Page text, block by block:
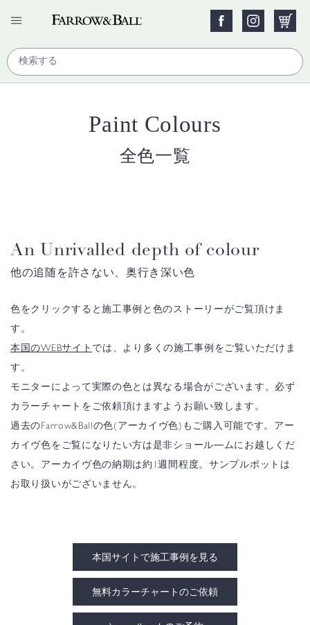
Paint Colours
全色一覧
An Unrivalled depth of colour
他の追随を許さない、奥行き深い色
色をクリックすると施工事例と色のストーリーがご覧頂けま
す。
本国のWEBサイト では、より多くの施工事例をご覧いただけま
す。
モニターによって実際の色とは異なる場合がございます。必ず
カラーチャートをご依頼頂けますようお願い致します。
過去のFarrow&Ballの色(アーカイヴ色)もご購入可能です。アー
カイヴ色をご覧になりたい方は是非ショール―ムにお越しくだ
さい。アーカイヴ色の納期は約1週間程度。サンプルポットは
お取り扱いがございません。
本国サイトで施工事例を見る
無料カラーチャートのご依頼